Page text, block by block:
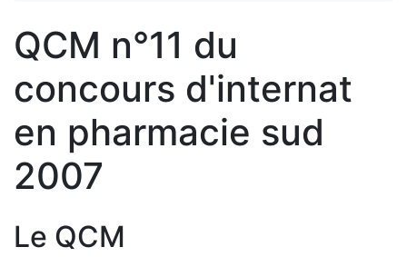
QCM n°11 du
concours d'internat
en pharmacie sud
2007
Le QCM